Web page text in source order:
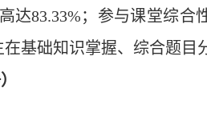
达83.33%；参与课堂综合
基础知识掌握、综合题目